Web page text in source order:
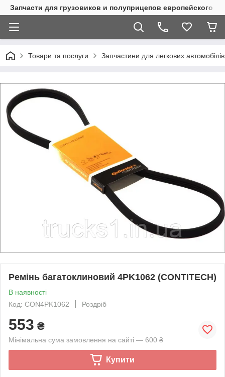
Запчасти для грузовиков и полуприцепов европейского
Товари та послуги Запчастини для легкових автомобілів
Ремінь багатоклиновий 4PK1062 (CONTITECH)
В наявності
Код: CON4PK1062
Роздріб
553 ₴
Мінімальна сума замовлення на сайті — 600 ₴
Купити